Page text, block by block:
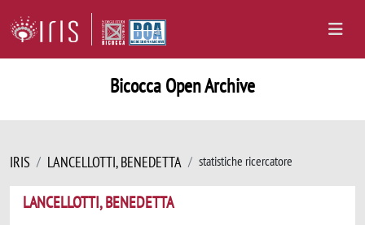
Bicocca Open Archive
IRIS LANCELLOTTI, BENEDETTA statistiche ricercatore
LANCELLOTTI, BENEDETTA